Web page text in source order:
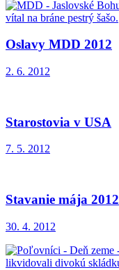
Oslavy MDD 2012
2. 6. 2012
Starostovia v USA
7. 5. 2012
Stavanie mája 2012
30. 4. 2012